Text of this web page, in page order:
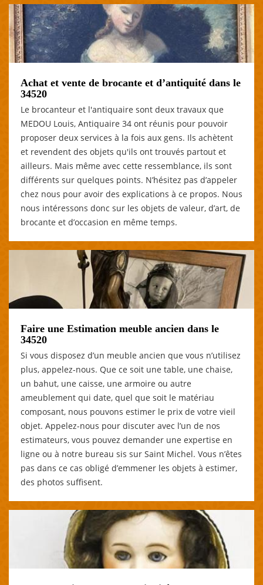
Achat et vente de brocante et d’antiquité dans le
34520
Le brocanteur et l'antiquaire sont deux travaux que
MEDOU Louis, Antiquaire 34 ont réunis pour pouvoir
proposer deux services à la fois aux gens. Ils achètent
et revendent des objets qu'ils ont trouvés partout et
ailleurs. Mais même avec cette ressemblance, ils sont
différents sur quelques points. N’hésitez pas d’appeler
chez nous pour avoir des explications à ce propos. Nous
nous intéressons donc sur les objets de valeur, d’art, de
brocante et d’occasion en même temps.
Faire une Estimation meuble ancien dans le
34520
Si vous disposez d’un meuble ancien que vous n’utilisez
plus, appelez-nous. Que ce soit une table, une chaise,
un bahut, une caisse, une armoire ou autre
ameublement qui date, quel que soit le matériau
composant, nous pouvons estimer le prix de votre vieil
objet. Appelez-nous pour discuter avec l’un de nos
estimateurs, vous pouvez demander une expertise en
ligne ou à notre bureau sis sur Saint Michel. Vous n’êtes
pas dans ce cas obligé d’emmener les objets à estimer,
des photos suffisent.